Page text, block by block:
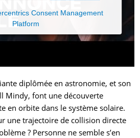
Consent Management
Platform
diplômée en astronomie, et son
Mindy, font une découverte
en orbite dans le système solaire.
une trajectoire de collision directe
? Personne ne semble s’en